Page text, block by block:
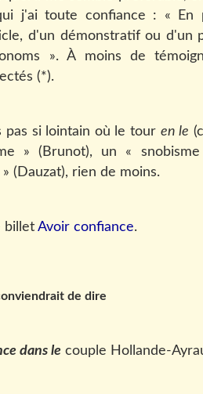
j'ai toute confiance : « En
d'un démonstratif ou d'un
». À moins de
(*).
pas si lointain où le tour en le
» (Brunot), un «
(Dauzat), rien de moins.
billet Avoir confiance.
de dire
dans le couple Hollande-